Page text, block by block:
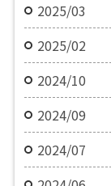
2025/03
2025/02
2024/10
2024/09
2024/07